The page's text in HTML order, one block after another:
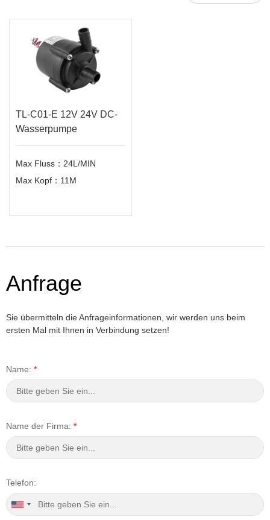
TL-C01-E 12V 24V DC-
Wasserpumpe
Max Fluss：24L/MIN
Max Kopf：11M
Anfrage
Sie übermitteln die Anfrageinformationen, wir werden uns beim
ersten Mal mit Ihnen in Verbindung setzen!
Name: *
Name der Firma: *
Telefon: